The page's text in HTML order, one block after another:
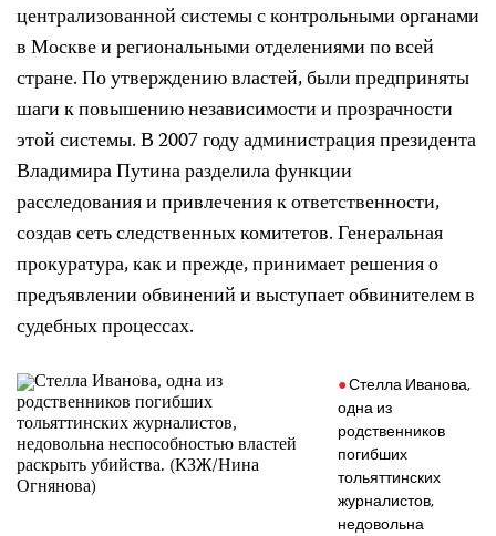
централизованной системы с контрольными органами
в Москве и региональными отделениями по всей
стране. По утверждению властей, были предприняты
шаги к повышению независимости и прозрачности
этой системы. В 2007 году администрация президента
Владимира Путина разделила функции
расследования и привлечения к ответственности,
создав сеть следственных комитетов. Генеральная
прокуратура, как и прежде, принимает решения о
предъявлении обвинений и выступает обвинителем в
судебных процессах.
Стелла Иванова,
одна из
родственников
погибших
тольяттинских
журналистов,
недовольна